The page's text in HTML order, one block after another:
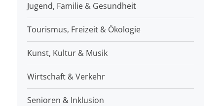
Jugend, Familie & Gesundheit
Tourismus, Freizeit & Ökologie
Kunst, Kultur & Musik
Wirtschaft & Verkehr
Senioren & Inklusion